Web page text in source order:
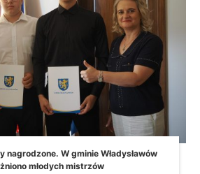
nagrodzone. W gminie Władysławów
młodych mistrzów